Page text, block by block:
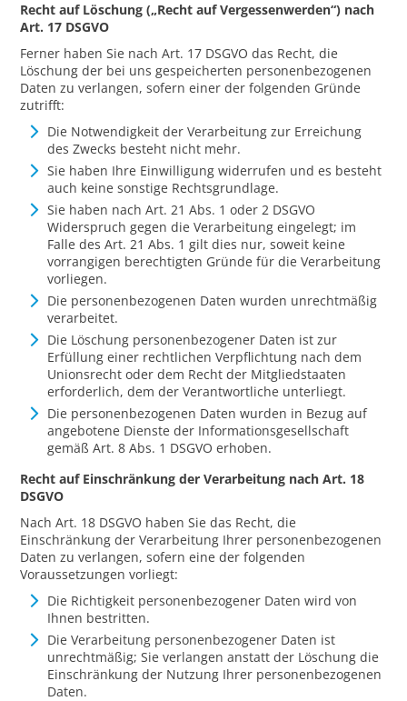
Recht auf Löschung („Recht auf Vergessenwerden“) nach
Art. 17 DSGVO
Ferner haben Sie nach Art. 17 DSGVO das Recht, die
Löschung der bei uns gespeicherten personenbezogenen
Daten zu verlangen, sofern einer der folgenden Gründe
zutrifft:
Die Notwendigkeit der Verarbeitung zur Erreichung
des Zwecks besteht nicht mehr.
Sie haben Ihre Einwilligung widerrufen und es besteht
auch keine sonstige Rechtsgrundlage.
Sie haben nach Art. 21 Abs. 1 oder 2 DSGVO
Widerspruch gegen die Verarbeitung eingelegt; im
Falle des Art. 21 Abs. 1 gilt dies nur, soweit keine
vorrangigen berechtigten Gründe für die Verarbeitung
vorliegen.
Die personenbezogenen Daten wurden unrechtmäßig
verarbeitet.
Die Löschung personenbezogener Daten ist zur
Erfüllung einer rechtlichen Verpflichtung nach dem
Unionsrecht oder dem Recht der Mitgliedstaaten
erforderlich, dem der Verantwortliche unterliegt.
Die personenbezogenen Daten wurden in Bezug auf
angebotene Dienste der Informationsgesellschaft
gemäß Art. 8 Abs. 1 DSGVO erhoben.
Recht auf Einschränkung der Verarbeitung nach Art. 18
DSGVO
Nach Art. 18 DSGVO haben Sie das Recht, die
Einschränkung der Verarbeitung Ihrer personenbezogenen
Daten zu verlangen, sofern eine der folgenden
Voraussetzungen vorliegt:
Die Richtigkeit personenbezogener Daten wird von
Ihnen bestritten.
Die Verarbeitung personenbezogener Daten ist
unrechtmäßig; Sie verlangen anstatt der Löschung die
Einschränkung der Nutzung Ihrer personenbezogenen
Daten.